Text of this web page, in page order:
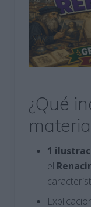
¿Qué
1
el